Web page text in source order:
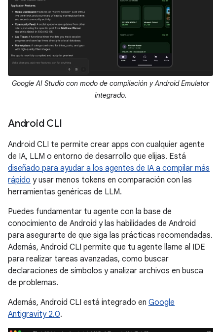
Google AI Studio con modo de compilación y Android Emulator
integrado.
Android CLI
Android CLI te permite crear apps con cualquier agente
de IA, LLM o entorno de desarrollo que elijas. Está
diseñado para ayudar a los agentes de IA a compilar más
rápido y usar menos tokens en comparación con las
herramientas genéricas de LLM.
Puedes fundamentar tu agente con la base de
conocimiento de Android y las habilidades de Android
para asegurarte de que siga las prácticas recomendadas.
Además, Android CLI permite que tu agente llame al IDE
para realizar tareas avanzadas, como buscar
declaraciones de símbolos y analizar archivos en busca
de problemas.
Además, Android CLI está integrado en Google
Antigravity 2.0.